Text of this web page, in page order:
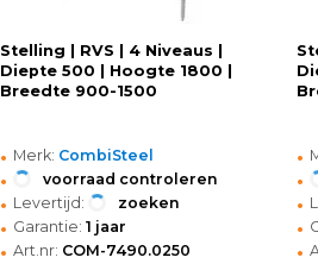
Stelling | RVS | 4 Niveaus |
Diepte 500 | Hoogte 1800 |
Breedte 900-1500
• Merk: CombiSteel
• voorraad controleren
• Levertijd: zoeken
• Garantie: 1 jaar
• Art.nr: COM-7490.0250
•
•
•
•
•